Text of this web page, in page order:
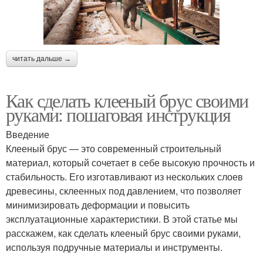
читать дальше →
Как сделать клееный брус своими
руками: пошаговая инструкция
Введение
Клееный брус — это современный строительный
материал, который сочетает в себе высокую прочность и
стабильность. Его изготавливают из нескольких слоев
древесины, склеенных под давлением, что позволяет
минимизировать деформации и повысить
эксплуатационные характеристики. В этой статье мы
расскажем, как сделать клееный брус своими руками,
используя подручные материалы и инструменты.